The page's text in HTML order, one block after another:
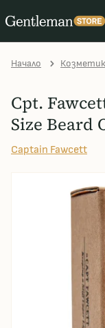
Начало
Cpt.
Size Beard
Captain Fawcett